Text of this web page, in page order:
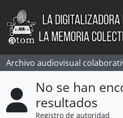
Skip to main content
Archivo audiovisual
No se han
resultados
Registro de autoridad